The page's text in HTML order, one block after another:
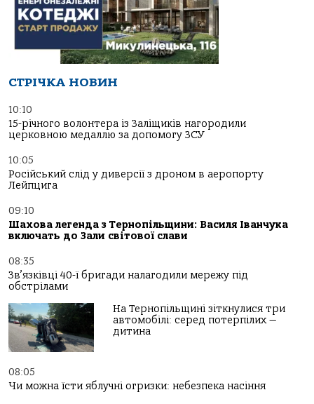
СТРІЧКА НОВИН
10:10
15-річного волонтера із Заліщиків нагородили
церковною медаллю за допомогу ЗСУ
10:05
Російський слід у диверсії з дроном в аеропорту
Лейпцига
09:10
Шахова легенда з Тернопільщини: Василя Іванчука
включать до Зали світової слави
08:35
Зв’язківці 40-ї бригади налагодили мережу під
обстрілами
На Тернопільщині зіткнулися три
автомобілі: серед потерпілих —
дитина
08:05
Чи можна їсти яблучні огризки: небезпека насіння